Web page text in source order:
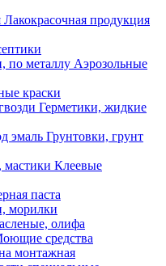
Лакокрасочная продукция
Аэрозольные
краски
Герметики, жидкие
Грунтовки, грунт
Клеевые
паста
морилки
олифа
средства
монтажная